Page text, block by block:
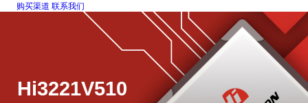
购买渠道 联系我们
Hi3221V510